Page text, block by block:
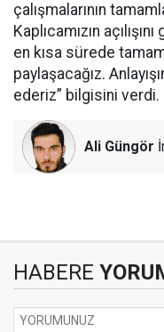
çalışmalarının
Kaplıcamızın
en kısa sürede
paylaşacağız.
ederiz” bilgisini verdi.
Ali Güngör
HABERE